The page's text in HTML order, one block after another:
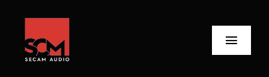
content
Toggle